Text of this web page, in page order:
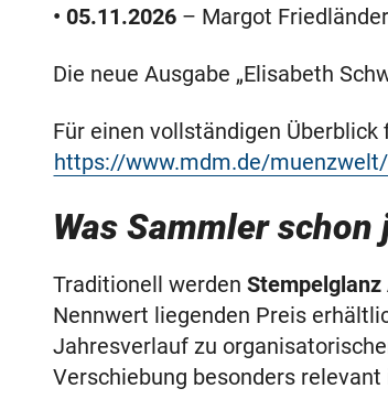
• 05.11.2026 – Margot Friedländer
Die neue Ausgabe „Elisabeth
Für einen vollständigen
https://www.mdm.de/
Was Sammler
Traditionell werden Stempelglanz
Nennwert liegenden Preis
Jahresverlauf zu
Verschiebung besonders relevant